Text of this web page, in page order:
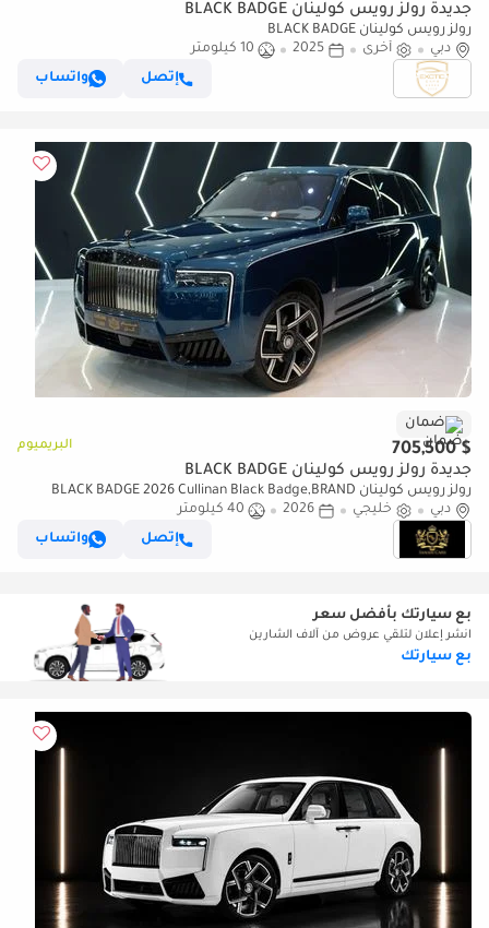
جديدة رولز رويس كولينان BLACK BADGE
رولز رويس كولينان BLACK BADGE
دبي
أخرى 2025
10 كيلومتر
إتصل
واتساب
ضمان
$ 705,500 البريميوم
جديدة رولز رويس كولينان BLACK BADGE
رولز رويس كولينان BLACK BADGE 2026 Cullinan Black Badge,BRAND
NEW,Executive Seat w/ Entertainment,Bespoke Audio,Dealer Warr +
Serv
دبي خليجي 2026
40 كيلومتر
إتصل
واتساب
بع سيارتك بأفضل سعر
انشر إعلان لتلقي عروض من آلاف الشارين
بع سيارتك